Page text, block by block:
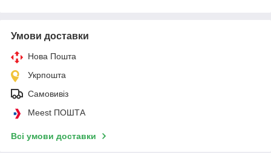
Умови доставки
Нова Пошта
Укрпошта
Самовивіз
Meest ПОШТА
Всі умови доставки